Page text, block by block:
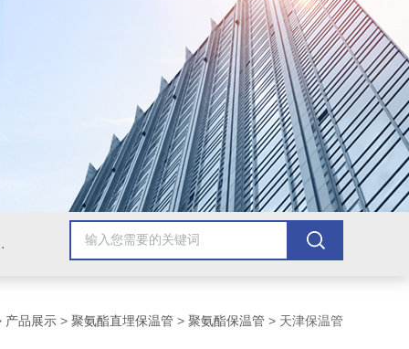
酸盐，保温被，防腐保温工程
产品展示 > 聚氨酯直埋保温管 > 聚氨酯保温管 > 天津保温管